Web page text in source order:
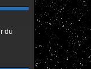
du